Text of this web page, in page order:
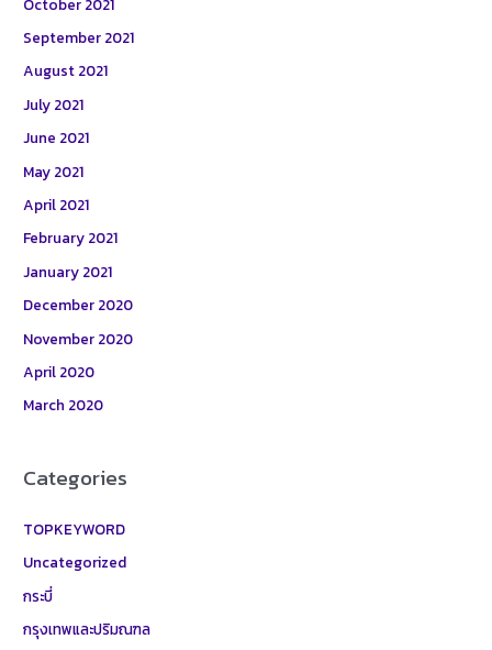
September 2021
August 2021
July 2021
June 2021
May 2021
April 2021
February 2021
January 2021
December 2020
November 2020
April 2020
March 2020
Categories
TOPKEYWORD
Uncategorized
กระบี่
กรุงเทพและปริมณฑล